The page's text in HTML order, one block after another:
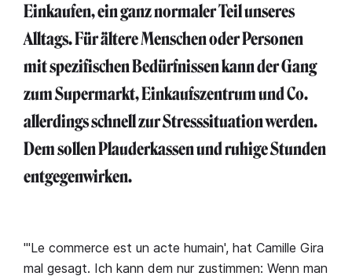
Einkaufen, ein ganz normaler Teil unseres
Alltags. Für ältere Menschen oder Personen
mit spezifischen Bedürfnissen kann der Gang
zum Supermarkt, Einkaufszentrum und Co.
allerdings schnell zur Stresssituation werden.
Dem sollen Plauderkassen und ruhige Stunden
entgegenwirken.
"'Le commerce est un acte humain', hat Camille Gira
mal gesagt. Ich kann dem nur zustimmen: Wenn man